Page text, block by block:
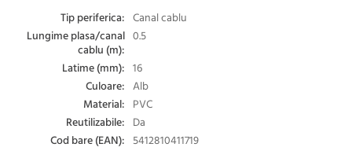
Tip periferica: Canal cablu
Lungime plasa/canal
cablu (m):
0.5
Latime (mm): 16
Culoare: Alb
Material: PVC
Reutilizabile: Da
Cod bare (EAN): 5412810411719